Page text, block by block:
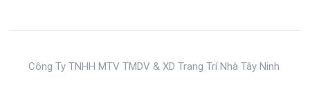
Công Ty TNHH MTV TMDV & XD Trang Trí Nhà Tây Ninh